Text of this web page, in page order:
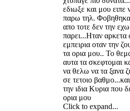
εδιωξε και μου ειπε
παρω τηλ. Φοβηθηκα
απο τοτε δεν την
παρει...Ηταν αρκετα
εμπειρια οταν την
τα ορια μου.. Το
αυτα τα σκεφτομαι
να θελω να τα ξανα
σε τετοιο
την ιδια Κυρια που
ορια μου
Click to expand...